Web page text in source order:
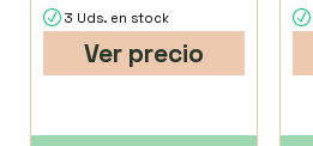
3 Uds. en stock
Ver precio